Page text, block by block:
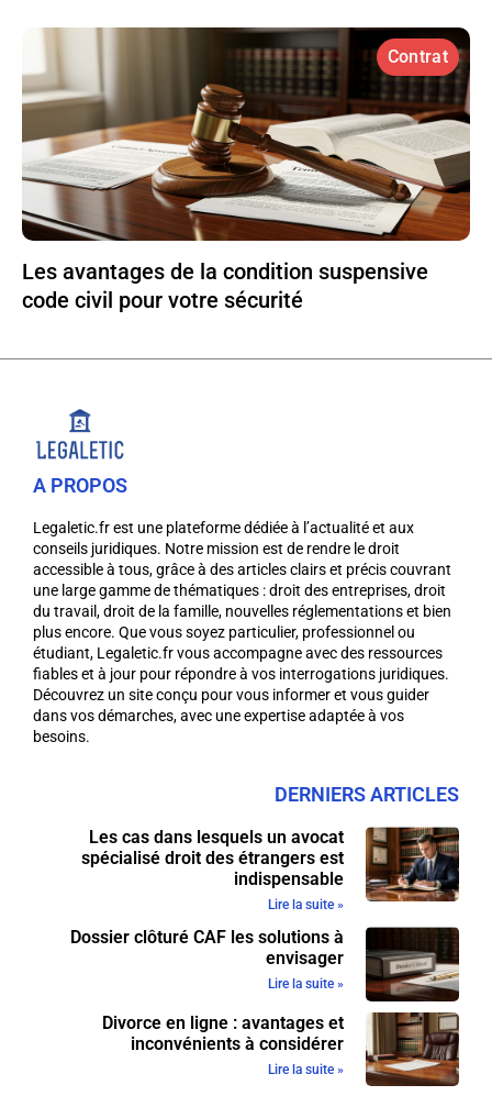
Contrat
Les avantages de la condition suspensive
code civil pour votre sécurité
A PROPOS
Legaletic.fr est une plateforme dédiée à l’actualité et aux
conseils juridiques. Notre mission est de rendre le droit
accessible à tous, grâce à des articles clairs et précis couvrant
une large gamme de thématiques : droit des entreprises, droit
du travail, droit de la famille, nouvelles réglementations et bien
plus encore. Que vous soyez particulier, professionnel ou
étudiant, Legaletic.fr vous accompagne avec des ressources
fiables et à jour pour répondre à vos interrogations juridiques.
Découvrez un site conçu pour vous informer et vous guider
dans vos démarches, avec une expertise adaptée à vos
besoins.
DERNIERS ARTICLES
Les cas dans lesquels un avocat
spécialisé droit des étrangers est
indispensable
Lire la suite »
Dossier clôturé CAF les solutions à
envisager
Lire la suite »
Divorce en ligne : avantages et
inconvénients à considérer
Lire la suite »